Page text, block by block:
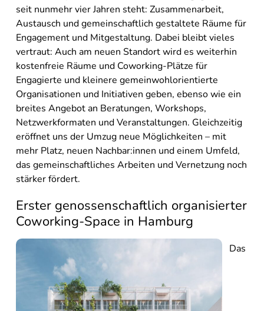
seit nunmehr vier Jahren steht: Zusammenarbeit,
Austausch und gemeinschaftlich gestaltete Räume für
Engagement und Mitgestaltung. Dabei bleibt vieles
vertraut: Auch am neuen Standort wird es weiterhin
kostenfreie Räume und Coworking-Plätze für
Engagierte und kleinere gemeinwohlorientierte
Organisationen und Initiativen geben, ebenso wie ein
breites Angebot an Beratungen, Workshops,
Netzwerkformaten und Veranstaltungen. Gleichzeitig
eröffnet uns der Umzug neue Möglichkeiten – mit
mehr Platz, neuen Nachbar:innen und einem Umfeld,
das gemeinschaftliches Arbeiten und Vernetzung noch
stärker fördert.
Erster genossenschaftlich organisierter
Coworking-Space in Hamburg
Das